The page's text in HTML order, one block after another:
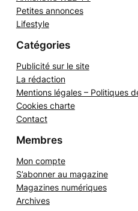
Armenews WEB TV
Petites annonces
Publicité sur le site
La rédaction
Mentions légales – Politiques
Cookies charte
Mon compte
S’abonner au magazine
Magazines numériques